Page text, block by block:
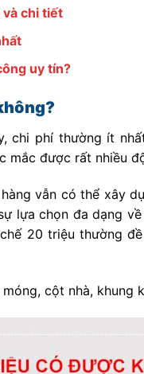
chi tiết
uy tín?
chi phí thường ít
mắc được rất nhiều
vẫn có thể xây
lựa chọn đa dạng
20 triệu thường
cột nhà, khung